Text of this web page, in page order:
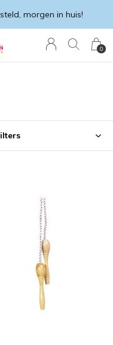
0
morgen in huis!